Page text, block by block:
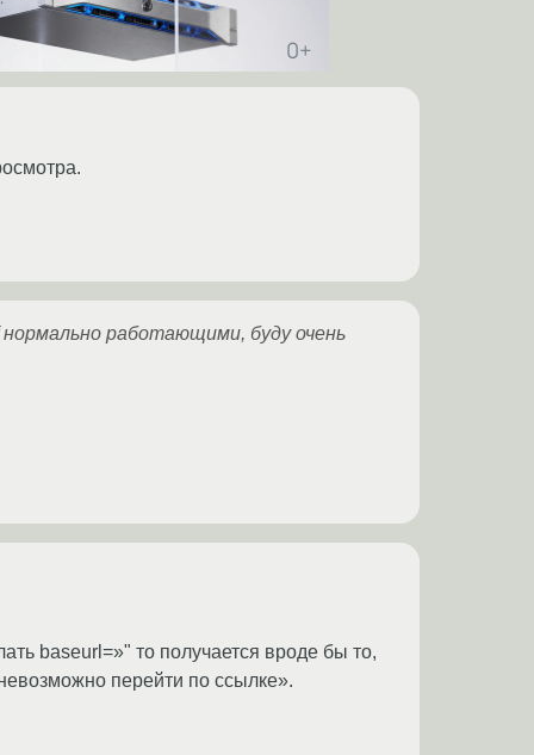
работающими, буду очень
baseurl=»" то получается вроде бы то,
перейти по ссылке».